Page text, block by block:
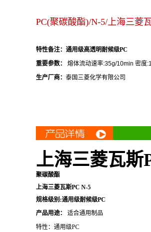
PC(聚碳酸酯)/N-5/上海三菱
特性备注：通用级高透明耐候级PC
重要参数：
熔体流动速率:35g/10min 密度
生产厂商： 泰国三菱化学有限公司
上海三菱瓦斯
聚碳酸酯
上海三菱瓦斯PC N-5
规格级别:通用级耐候级PC
产品用途：
适合通用制品
特性：通用级PC